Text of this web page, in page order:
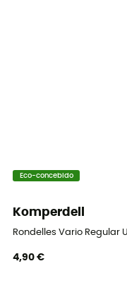
Eco-concebido
Komperdell
Rondelles Vario Regular
4,90 €